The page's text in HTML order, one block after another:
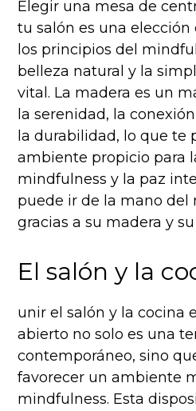
Elegir una mesa de
tu salón es una
los principios del
belleza natural y la
vital. La madera es un
la serenidad, la
la durabilidad, lo que te
ambiente propicio para
mindfulness y la paz
puede ir de la mano del
gracias a su madera y
El salón y la
unir el salón y la cocina
abierto no solo es una
contemporáneo, sino
favorecer un ambiente
mindfulness. Esta